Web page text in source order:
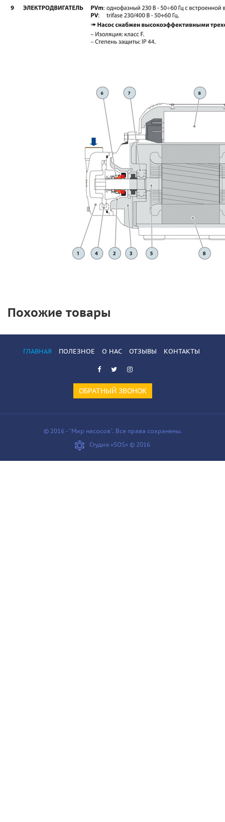
Похожие товары
ГЛАВНАЯ ПОЛЕЗНОЕ О НАС ОТЗЫВЫ КОНТАКТЫ
ОБРАТНЫЙ ЗВОНОК
© 2016 - “Мир насосов”. Все права сохранены.
Студия «SOS» © 2016